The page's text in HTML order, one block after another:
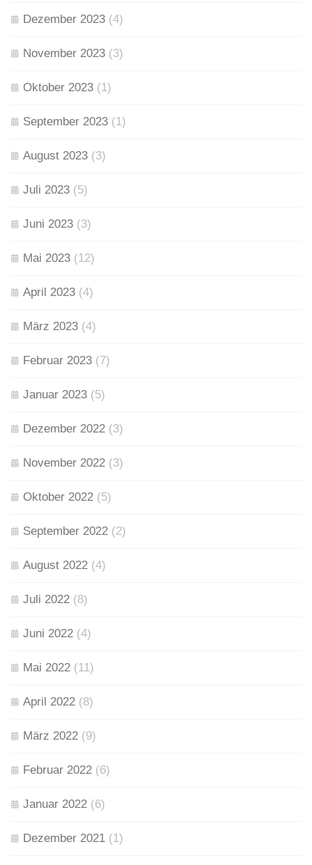
Dezember 2023 (4)
November 2023 (3)
Oktober 2023 (1)
September 2023 (1)
August 2023 (3)
Juli 2023 (5)
Juni 2023 (3)
Mai 2023 (12)
April 2023 (4)
März 2023 (4)
Februar 2023 (7)
Januar 2023 (5)
Dezember 2022 (3)
November 2022 (3)
Oktober 2022 (5)
September 2022 (2)
August 2022 (4)
Juli 2022 (8)
Juni 2022 (4)
Mai 2022 (11)
April 2022 (8)
März 2022 (9)
Februar 2022 (6)
Januar 2022 (6)
Dezember 2021 (1)